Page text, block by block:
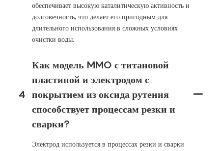
обеспечивает высокую каталитическую активность и
долговечность, что делает его пригодным для
длительного использования в сложных условиях
очистки воды.
4
Как модель MMO с титановой
пластиной и электродом с
покрытием из оксида рутения
способствует процессам резки и
сварки?
Электрод используется в процессах резки и сварки